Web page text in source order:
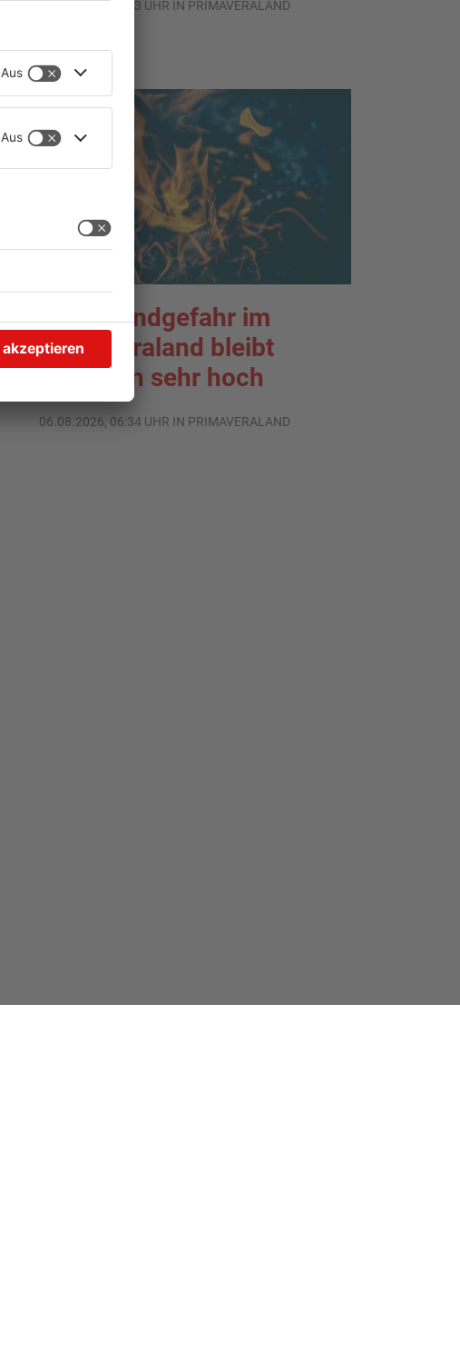
08.08.2026, 09:33 UHR IN PRIMAVERALAND
TOPNEWS
Waldbrandgefahr im
Primaveraland bleibt
weiterhin sehr hoch
06.08.2026, 06:34 UHR IN PRIMAVERALAND